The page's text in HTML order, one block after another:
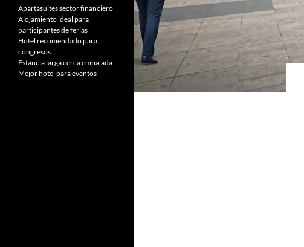
Apartasuites sector financiero
Alojamiento ideal para
participantes de ferias
Hotel recomendado para
congresos
Estancia larga cerca embajada
Mejor hotel para eventos